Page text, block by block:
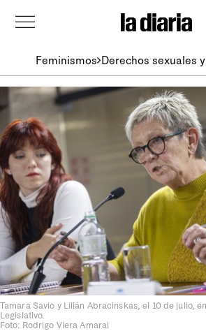
Feminismos Derechos sexuales
Tamara Savio y Lilián Abracinskas, el 10 de julio,
Legislativo.
Foto: Rodrigo Viera Amaral